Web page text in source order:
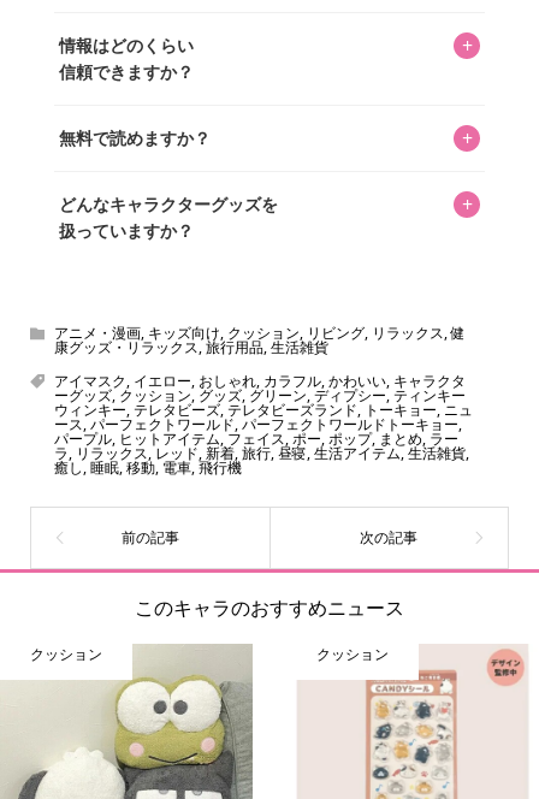
ッズを収集し、月に1,000点の新商品を選定・購入する編集
長KOSが全記事を監修しています。
書いています。AIは使用していません。編集長KOSが最終確
認を行い、手動で更新しています。
情報はどのくらい
信頼できますか？
+
いをお届けすることは保証します。なお、記事内に価格は
め、正確な情報をお伝えできないからです。
無料で読めますか？ +
どんなキャラクターグッズを
扱っていますか？
+
ん！200種以上のトレンディなキャラクターやアニメキャラ
をご紹介しています。生まれたばかりの新しいキャラクタ
ーをいち早く皆さんにお届けすることも、私たちの使命の
ひとつです。
アニメ・漫画, キッズ向け, クッション, リビング, リラックス,健
康グッズ・リラックス,旅行用品,生活雑貨
アイマスク, イエロー, おしゃれ, カラフル,かわいい, キャラクタ
ーグッズ, クッション, グッズ,グリーン,ディプシー,ティンキー
ウィンキー,テレタビーズ,テレタビーズランド, トーキョー,ニュ
ース,パーフェクトワールド,パーフェクトワールドトーキョー,
パープル, ヒットアイテム,フェイス,ポー,ポップ,まとめ, ラー
ラ, リラックス,レッド,新着,旅行,昼寝,生活アイテム,生活雑貨,
癒し,睡眠,移動, 電車,飛行機
このキャラのおすすめニュース
クッション クッション